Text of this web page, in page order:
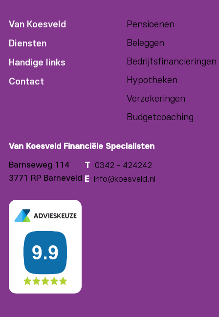
Van Koesveld
Diensten
Handige links
Contact
Pensioenen
Beleggen
Bedrijfsfinancieringen
Hypotheken
Verzekeringen
Budgetcoaching
Van Koesveld Financiële Specialisten
Barnseweg 114
3771 RP Barneveld
T 0342 - 424242
E info@koesveld.nl